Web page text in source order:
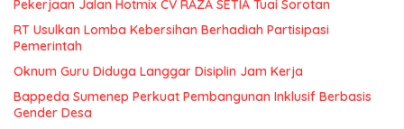
Pekerjaan Jalan Hotmix CV RAZA SETIA Tuai Sorotan
RT Usulkan Lomba Kebersihan Berhadiah Partisipasi
Pemerintah
Oknum Guru Diduga Langgar Disiplin Jam Kerja
Bappeda Sumenep Perkuat Pembangunan Inklusif Berbasis
Gender Desa